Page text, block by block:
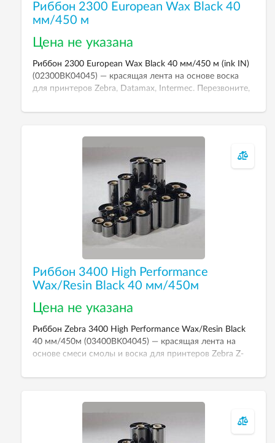
Риббон 2300 European Wax Black 40
мм/450 м
Цена не указана
Риббон 2300 European Wax Black 40 мм/450 м (ink IN)
(02300BK04045) — красящая лента на основе воска
для принтеров Zebra, Datamax, Intermec. Перезвоните,
Риббон 3400 High Performance
Wax/Resin Black 40 мм/450м
Цена не указана
Риббон Zebra 3400 High Performance Wax/Resin Black
40 мм/450м (03400BK04045) — красящая лента на
основе смеси смолы и воска для принтеров Zebra Z-